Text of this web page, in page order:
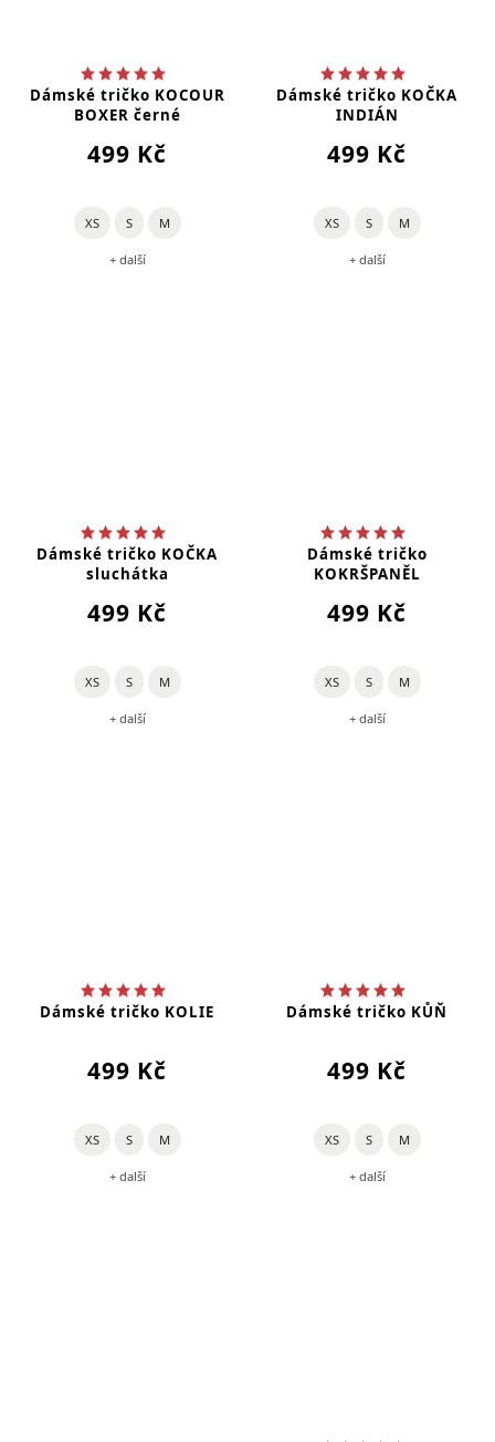
Dámské tričko KOCOUR
BOXER černé
499 Kč
XS S M
+ další
Dámské tričko KOČKA
INDIÁN
499 Kč
XS S M
+ další
Dámské tričko KOČKA
sluchátka
499 Kč
XS S M
+ další
Dámské tričko
KOKRŠPANĚL
499 Kč
XS S M
+ další
Dámské tričko KOLIE
499 Kč
XS S M
+ další
Dámské tričko KŮŇ
499 Kč
XS S M
+ další